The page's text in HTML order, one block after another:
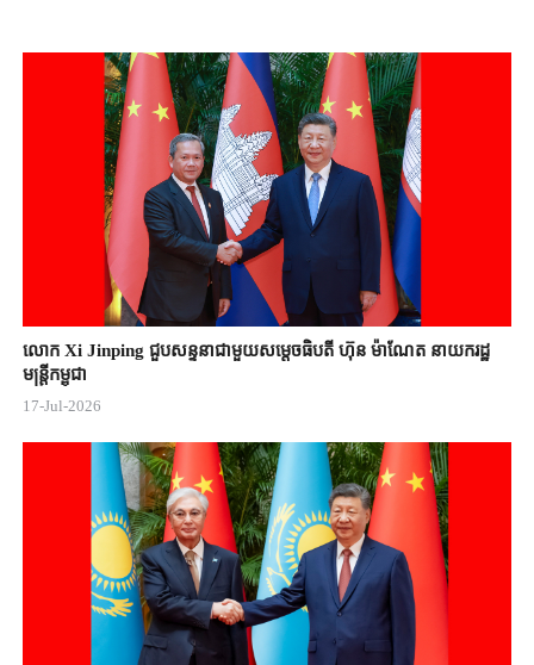
លោក Xi Jinping ជួបសន្ទនាជាមួយសម្តេចធិបតី ហ៊ុន ម៉ាណែត នាយករដ្ឋ
មន្ត្រីកម្ពុជា
17-Jul-2026